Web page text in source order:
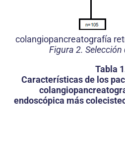
colangiopancreatografía
Figura 2.
Tabla
Características de los
endoscópica más